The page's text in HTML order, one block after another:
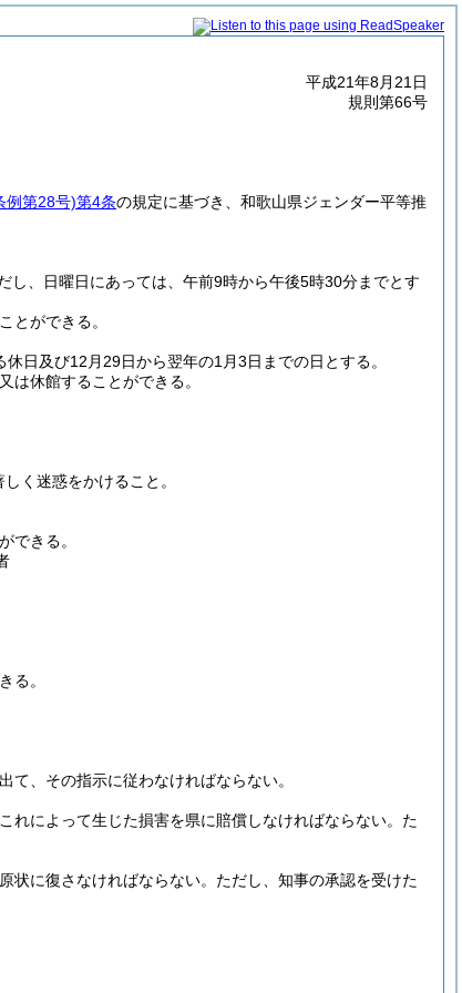
平成21年8月21日
規則第66号
例第28号)第4条の規定に基づき、和歌山県ジェンダー平等推
し、日曜日にあっては、午前9時から午後5時30分までとす
とができる。
休日及び12月29日から翌年の1月3日までの日とする。
は休館することができる。
く迷惑をかけること。
できる。
る。
、その指示に従わなければならない。
によって生じた損害を県に賠償しなければならない。 た
状に復さなければならない。 ただし、知事の承認を受けた